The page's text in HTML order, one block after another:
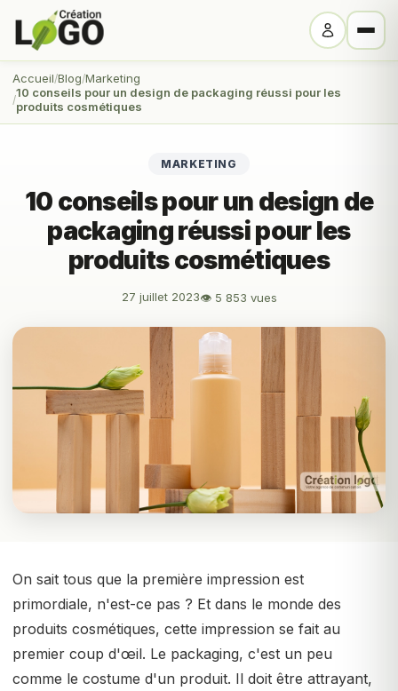
Accueil Blog Marketing
10 conseils pour un design de packaging réussi pour les
produits cosmétiques
MARKETING
10 conseils pour un design de
packaging réussi pour les
produits cosmétiques
27 juillet 2023👁 5 853 vues
On sait tous que la première impression est
primordiale, n'est-ce pas ? Et dans le monde des
produits cosmétiques, cette impression se fait au
premier coup d'œil. Le packaging, c'est un peu
comme le costume d'un produit. Il doit être attrayant,